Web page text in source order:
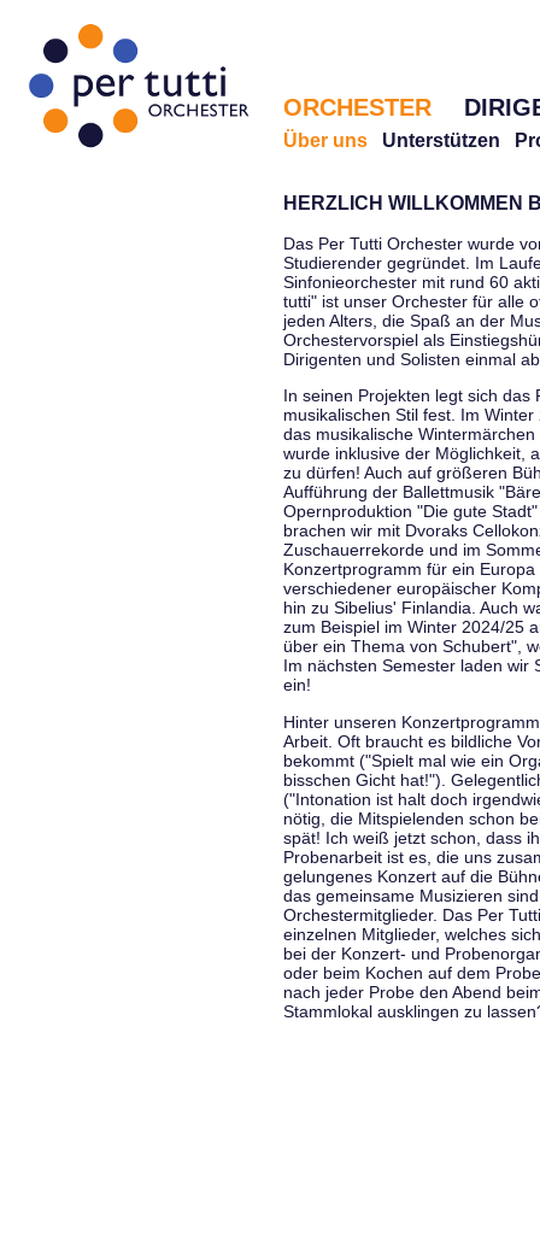
ORCHESTER
Über uns Unterstützen
HERZLICH WILLKOMMEN
Das Per Tutti Orchester wurde
Studierender gegründet. Im
Sinfonieorchester mit rund 60
tutti" ist unser Orchester für alle
jeden Alters, die Spaß an der
Orchestervorspiel als
Dirigenten und Solisten einmal
In seinen Projekten legt sich das
musikalischen Stil fest. Im
das musikalische
wurde inklusive der Möglichkeit,
zu dürfen! Auch auf größeren
Aufführung der Ballettmusik
Opernproduktion "Die gute
brachen wir mit Dvoraks
Zuschauerrekorde und im
Konzertprogramm für ein
verschiedener europäischer
hin zu Sibelius' Finlandia. Auch
zum Beispiel im Winter 2024/25
über ein Thema von Schubert",
Im nächsten Semester laden wir
ein!
Hinter unseren
Arbeit. Oft braucht es bildliche
bekommt ("Spielt mal wie ein
bisschen Gicht hat!").
("Intonation ist halt doch
nötig, die Mitspielenden schon
spät! Ich weiß jetzt schon, dass
Probenarbeit ist es, die uns
gelungenes Konzert auf die
das gemeinsame Musizieren
Orchestermitglieder. Das Per
einzelnen Mitglieder, welches
bei der Konzert- und
oder beim Kochen auf dem
nach jeder Probe den Abend
Stammlokal ausklingen zu